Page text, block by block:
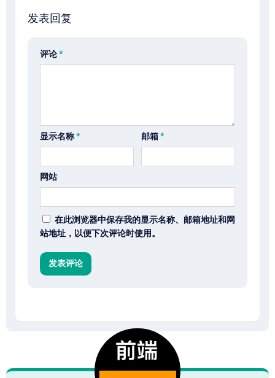
发表回复
评论*
显示名称* 邮箱*
网站
在此浏览器中保存我的显示名称、邮箱地址和网
站地址，以便下次评论时使用。